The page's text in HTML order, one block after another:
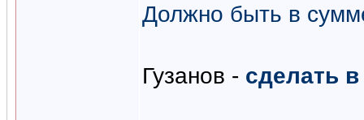
Должно быть в
Гузанов - сделать